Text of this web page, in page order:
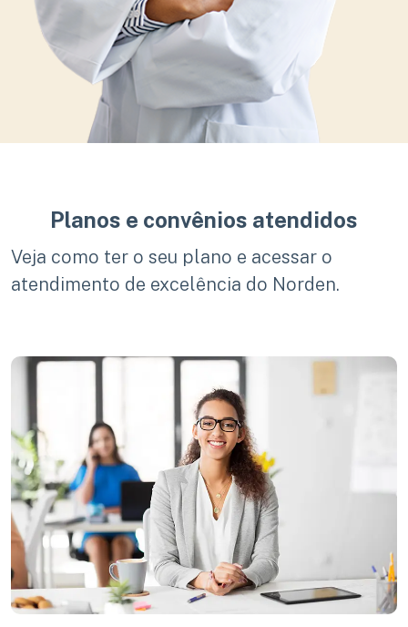
Planos e convênios atendidos
Veja como ter o seu plano e acessar o
atendimento de excelência do Norden.